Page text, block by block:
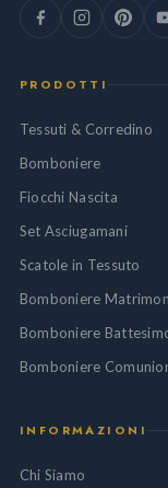
PRODOTTI
Tessuti & Corredino
Bomboniere
Fiocchi Nascita
Set Asciugamani
Scatole in Tessuto
Bomboniere
Bomboniere
Bomboniere
INFORMAZIONI
Chi Siamo